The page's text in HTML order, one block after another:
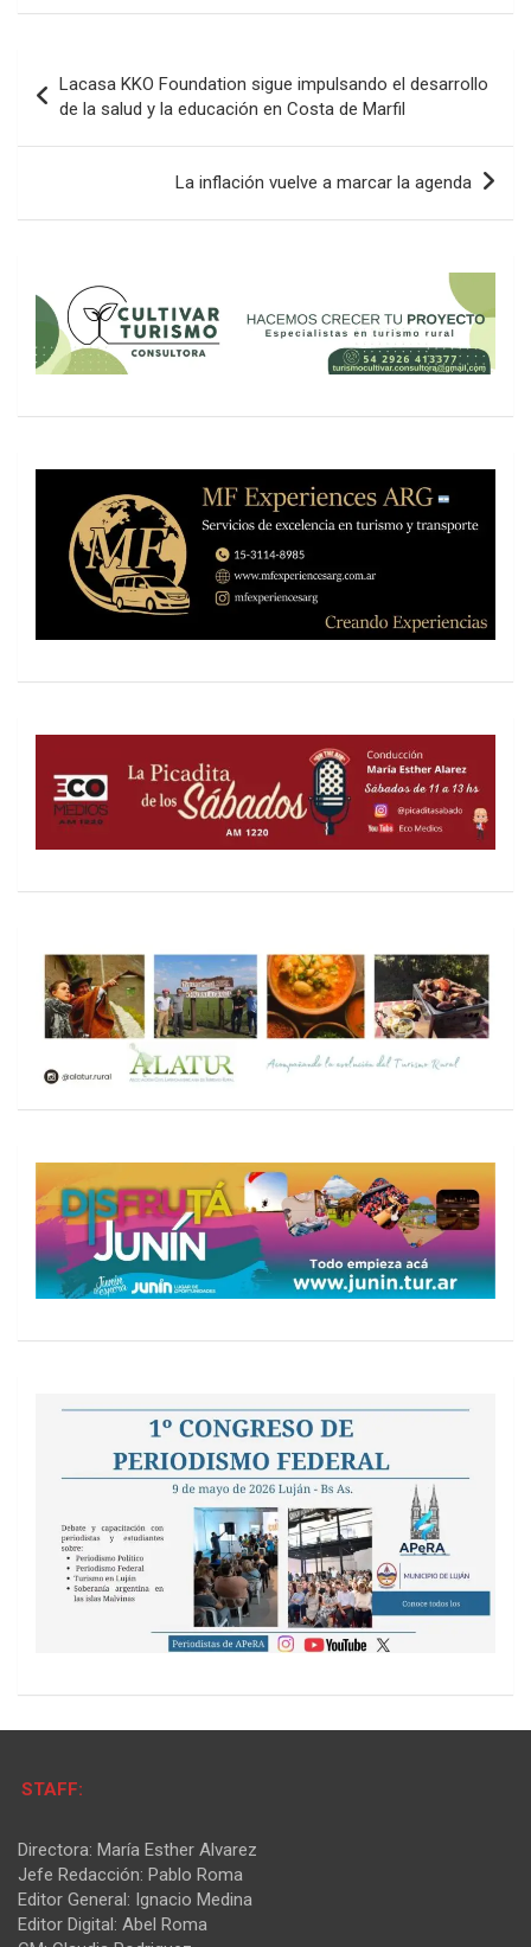
de
entradas
Lacasa KKO Foundation sigue impulsando el desarrollo
de la salud y la educación en Costa de Marfil
La inflación vuelve a marcar la agenda
STAFF:
Directora: María Esther Alvarez
Jefe Redacción: Pablo Roma
Editor General: Ignacio Medina
Editor Digital: Abel Roma